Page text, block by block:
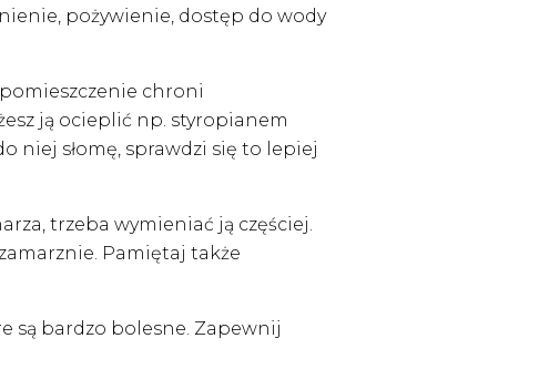
pożywienie, dostęp do wody
chroni
ją ocieplić np. styropianem
niej słomę, sprawdzi się to lepiej
trzeba wymieniać ją częściej.
Pamiętaj także
są bardzo bolesne. Zapewnij